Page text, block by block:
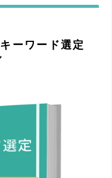
ーワード選定